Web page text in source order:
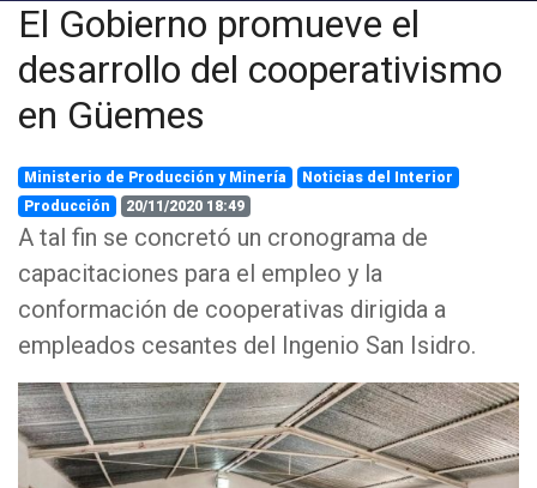
El Gobierno promueve el
desarrollo del cooperativismo
en Güemes
Ministerio de Producción y Minería
Noticias del Interior
Producción
20/11/2020 18:49
A tal fin se concretó un cronograma de
capacitaciones para el empleo y la
conformación de cooperativas dirigida a
empleados cesantes del Ingenio San Isidro.